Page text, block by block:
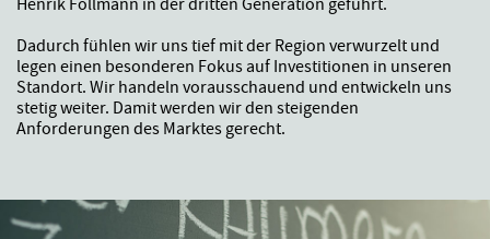
Henrik Follmann in der dritten Generation geführt.
Dadurch fühlen wir uns tief mit der Region verwurzelt und
legen einen besonderen Fokus auf Investitionen in unseren
Standort. Wir handeln vorausschauend und entwickeln uns
stetig weiter. Damit werden wir den steigenden
Anforderungen des Marktes gerecht.